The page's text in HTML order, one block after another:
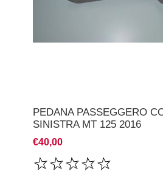
PEDANA PASSEGGERO
SINISTRA MT 125 2016
€40,00